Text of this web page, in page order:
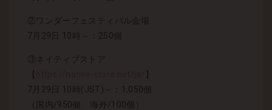
②ワンダーフェスティバル会場
7月29日 10時～：250個
③ネイティブストア
7月29日 10時(JST)～：1,050個
（国内/950個 海外/100個）